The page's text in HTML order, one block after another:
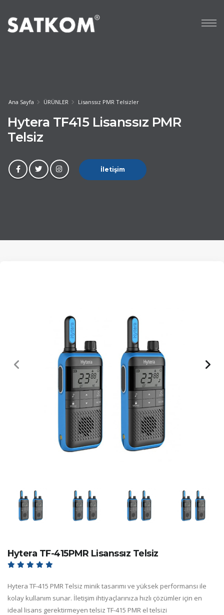
Ana Sayfa ÜRÜNLER Lisanssız PMR Telsizler
Hytera TF415 Lisanssız PMR
Telsiz
İletişim
Hytera TF-415PMR Lisanssız Telsiz
Hytera TF-415 PMR Telsiz minik tasarımı ve yüksek performansı ile
kolay kullanım sunar. İletişim ihtiyaçlarınıza hızlı çözümler için en
ideal lisans gerektirmeyen telsiz TF-415 PMR el telsizi